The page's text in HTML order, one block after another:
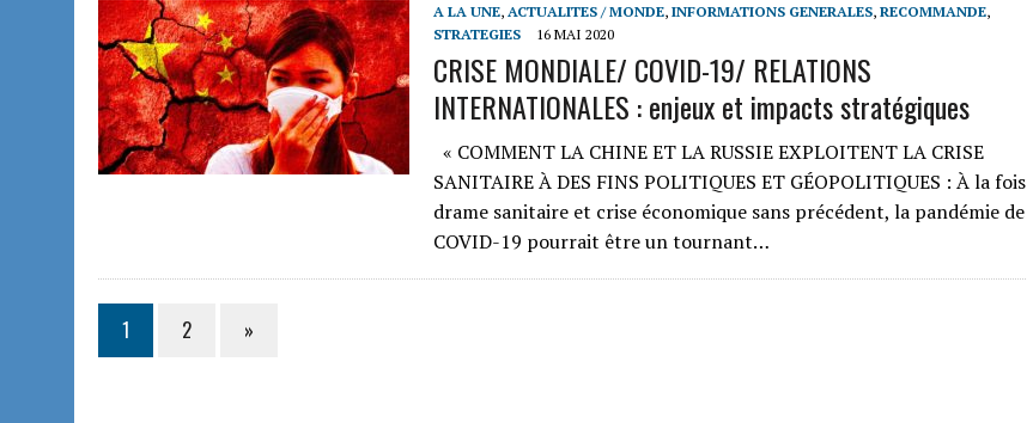
A LA UNE, ACTUALITES / MONDE, INFORMATIONS GENERALES, RECOMMANDE,
STRATEGIES
16 MAI 2020
CRISE MONDIALE/ COVID-19/ RELATIONS
INTERNATIONALES : enjeux et impacts stratégiques
« COMMENT LA CHINE ET LA RUSSIE EXPLOITENT LA CRISE
SANITAIRE À DES FINS POLITIQUES ET GÉOPOLITIQUES : À la fois
drame sanitaire et crise économique sans précédent, la pandémie de
COVID-19 pourrait être un tournant…
1 2 »